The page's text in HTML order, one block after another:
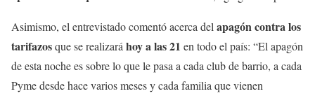
Asimismo, el entrevistado comentó acerca del apagón contra los
tarifazosque se realizará hoy a las 21 en todo el país: “El apagón
de esta noche es sobre lo que le pasa a cada club de barrio, a cada
Pyme desde hace varios meses y cada familia que vienen